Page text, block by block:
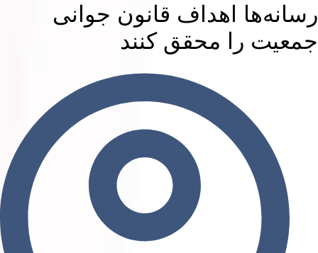
اهداف قانون جوانی
را محقق کنند